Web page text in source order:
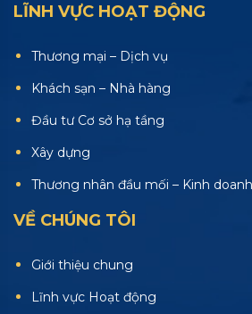
LĨNH VỰC HOẠT ĐỘNG
Thương mại – Dịch vụ
Khách sạn – Nhà hàng
Đầu tư Cơ sở hạ tầng
Xây dựng
Thương nhân đầu mối – Kinh
VỀ CHÚNG TÔI
Giới thiệu chung
Lĩnh vực Hoạt động